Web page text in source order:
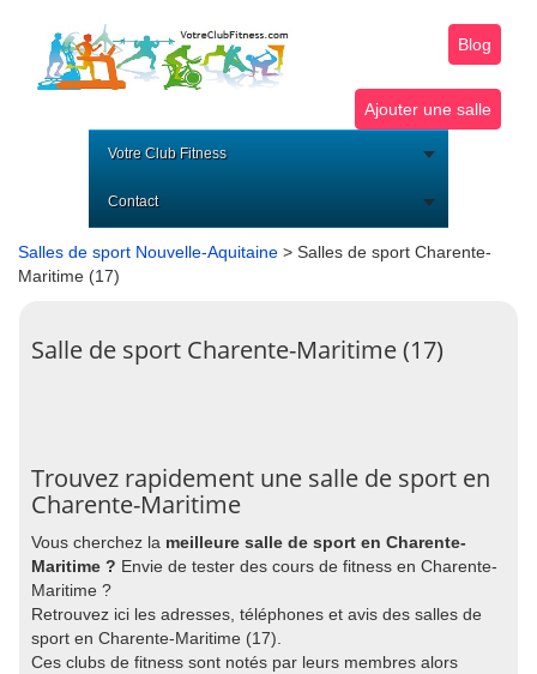
Blog
Ajouter une salle
Votre Club Fitness
Contact
Salles de sport Nouvelle-Aquitaine > Salles de sport Charente-
Maritime (17)
Salle de sport Charente-Maritime (17)
Trouvez rapidement une salle de sport en
Charente-Maritime
Vous cherchez la meilleure salle de sport en Charente-
Maritime ? Envie de tester des cours de fitness en Charente-
Maritime ?
Retrouvez ici les adresses, téléphones et avis des salles de
sport en Charente-Maritime (17).
Ces clubs de fitness sont notés par leurs membres alors